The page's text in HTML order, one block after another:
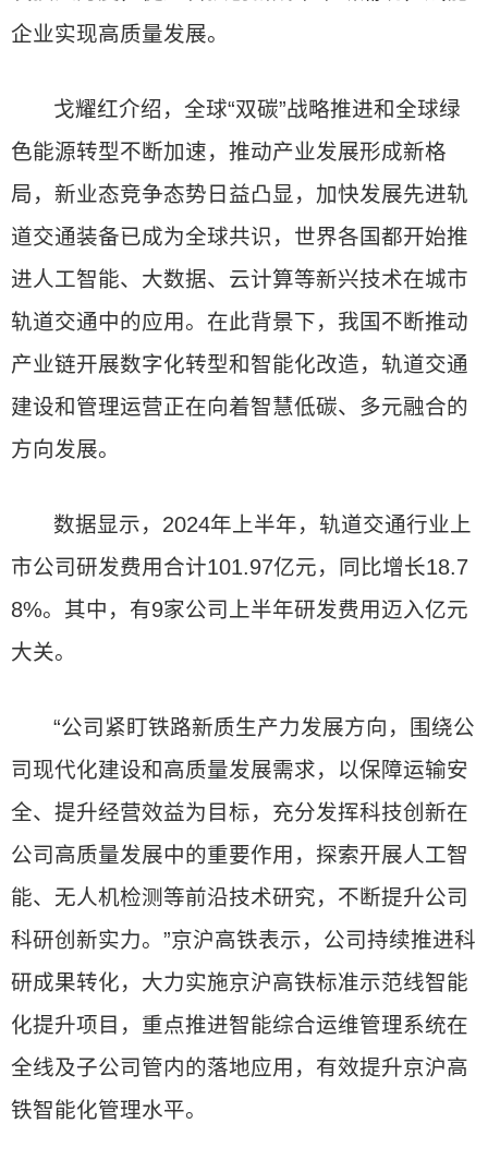
企业实现高质量发展。
戈耀红介绍，全球“双碳”战略推进和全球绿
色能源转型不断加速，推动产业发展形成新格
局，新业态竞争态势日益凸显，加快发展先进轨
道交通装备已成为全球共识，世界各国都开始推
进人工智能、大数据、云计算等新兴技术在城市
轨道交通中的应用。在此背景下，我国不断推动
产业链开展数字化转型和智能化改造，轨道交通
建设和管理运营正在向着智慧低碳、多元融合的
方向发展。
数据显示，2024年上半年，轨道交通行业上
市公司研发费用合计101.97亿元，同比增长18.7
8%。其中，有9家公司上半年研发费用迈入亿元
大关。
“公司紧盯铁路新质生产力发展方向，围绕公
司现代化建设和高质量发展需求，以保障运输安
全、提升经营效益为目标，充分发挥科技创新在
公司高质量发展中的重要作用，探索开展人工智
能、无人机检测等前沿技术研究，不断提升公司
科研创新实力。”京沪高铁表示，公司持续推进科
研成果转化，大力实施京沪高铁标准示范线智能
化提升项目，重点推进智能综合运维管理系统在
全线及子公司管内的落地应用，有效提升京沪高
铁智能化管理水平。